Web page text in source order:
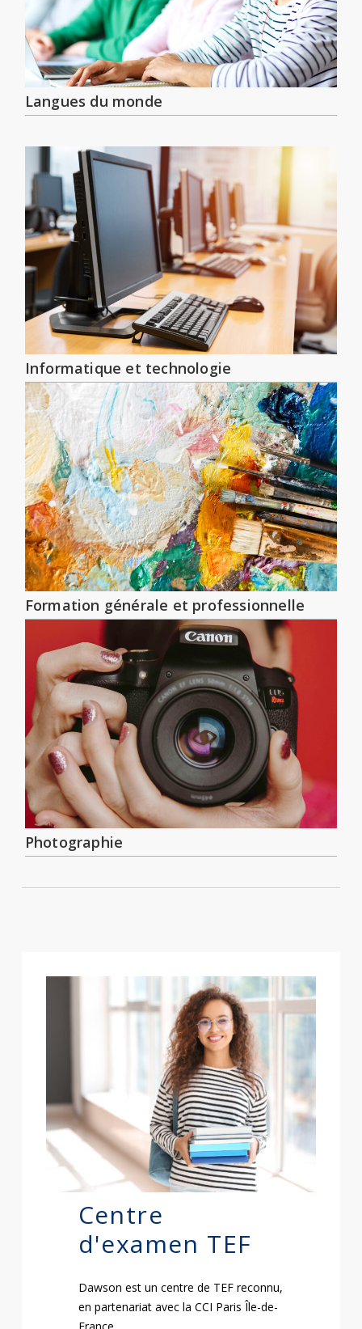
Langues du monde
Informatique et technologie
Formation générale et professionnelle
Photographie
Centre
d'examen TEF
Dawson est un centre de TEF reconnu,
en partenariat avec la CCI Paris Île-de-